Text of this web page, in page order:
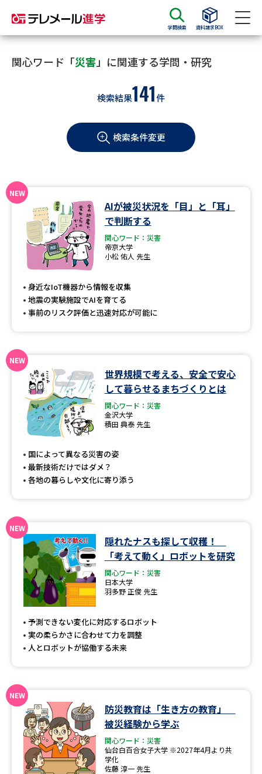
学問検索 資料請求BOX
資料請求 資料検索
大学・短大の資料種類から請求
学部・学科パンフ
過去問題集
大学・短大以外の資料から請求
専門学校の資料請求 大学院の資料請求
留学・進学関連、塾・予備校
幼稚園教員資格認定試験
高等学校（情報）教員資格認定
大学で学べる内容や特徴を調べる
新増設大学・学部・学科特集
データサイエンス特集 奨学金・特待生制度特集
デジタルパンフレット
新学年スタート号特集ページ
（高3生用）
（高2生用）
SELFBRAND特集ページ
オープンキャンパス検索 実施プログラムから探す
来場型・Web型イベント特集 夢ナビライブ
関心ワード「災害」に関連する学問・研究
検索結果141件
検索条件変更
AIが被災状況を「目」と「耳」
で判断する
関心ワード：災害
帝京大学
小松 佑人 先生
身近なIoT機器から情報を収集
地震の実験施設でAIを育てる
事前のリスク評価と迅速対応が可能に
世界規模で考える、安全で安心
して暮らせるまちづくりとは
関心ワード：災害
金沢大学
積田 典泰 先生
国によって異なる災害の姿
最新技術だけではダメ？
各地の暮らしや文化に寄り添う
隠れたナスも探して収穫！
「考えて動く」ロボットを研究
関心ワード：災害
日本大学
羽多野 正俊 先生
予測できない変化に対応するロボット
実の柔らかさに合わせて力を調整
人とロボットが協働する未来
防災教育は「生き方の教育」
被災経験から学ぶ
関心ワード：災害
仙台白百合女子大学 ※2027年4月より共
学化
佐藤 淳一 先生